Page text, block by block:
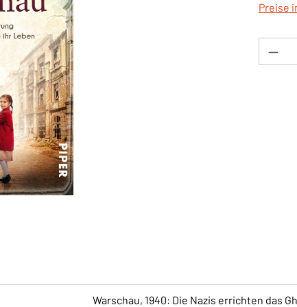
Preise
Warschau, 1940: Die Nazis errichten das